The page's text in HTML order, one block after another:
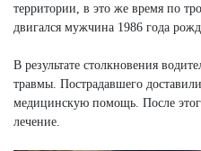
территории, в это же время по
двигался мужчина 1986 года
В результате столкновения
травмы. Пострадавшего
медицинскую помощь. После
лечение.